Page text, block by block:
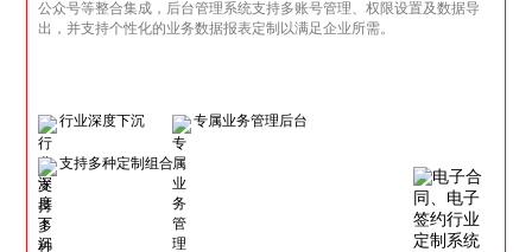
公众号等整合集成，后台管理系统支持多账号管理、权限设置及数据导
出，并支持个性化的业务数据报表定制以满足企业所需。
行业深度下沉 专属业务管理后台
支持多种定制组合